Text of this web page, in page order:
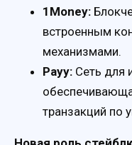
1Money:
встроенным
механизмами.
Payy: Сеть для
транзакций по